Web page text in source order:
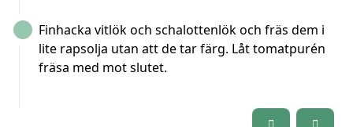
Finhacka vitlök och schalottenlök och fräs dem i
lite rapsolja utan att de tar färg. Låt tomatpurén
fräsa med mot slutet.